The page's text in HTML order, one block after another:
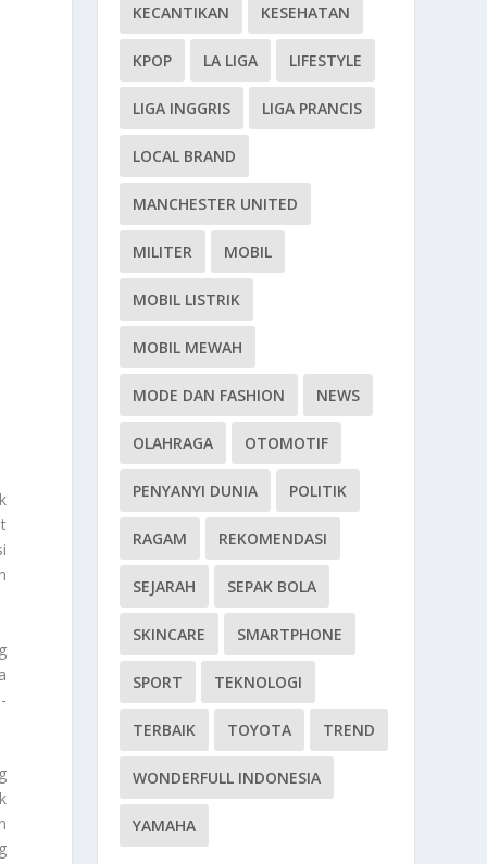
KECANTIKAN KESEHATAN
KPOP LA LIGA LIFESTYLE
LIGA INGGRIS LIGA PRANCIS
LOCAL BRAND
MANCHESTER UNITED
MILITER MOBIL
MOBIL LISTRIK
MOBIL MEWAH
MODE DAN FASHION NEWS
OLAHRAGA OTOMOTIF
PENYANYI DUNIA POLITIK
RAGAM REKOMENDASI
SEJARAH SEPAK BOLA
SKINCARE SMARTPHONE
SPORT TEKNOLOGI
TERBAIK TOYOTA TREND
WONDERFULL INDONESIA
YAMAHA